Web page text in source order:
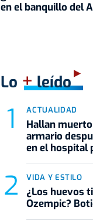
en el banquillo del
Lo +leído
ACTUALIDAD
Hallan
armario
en el hospital
VIDA Y ESTILO
¿Los huevos
Ozempic?